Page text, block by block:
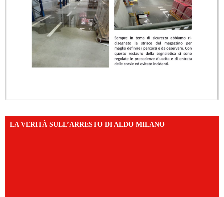
LA VERITÀ SULL’ARRESTO DI ALDO MILANO